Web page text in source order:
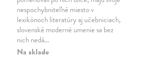
nespochybniteľné miesto v
lexikónoch literatúry aj učebniciach,
slovenské moderné umenie sa bez
nich nedá…
Na sklade